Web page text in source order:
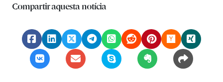
Compartir aquesta notícia